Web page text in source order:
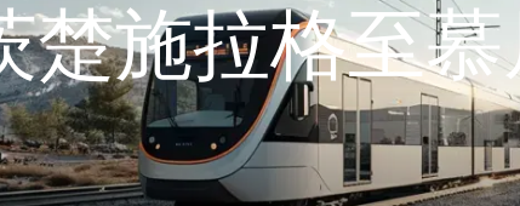
楚施拉格至慕